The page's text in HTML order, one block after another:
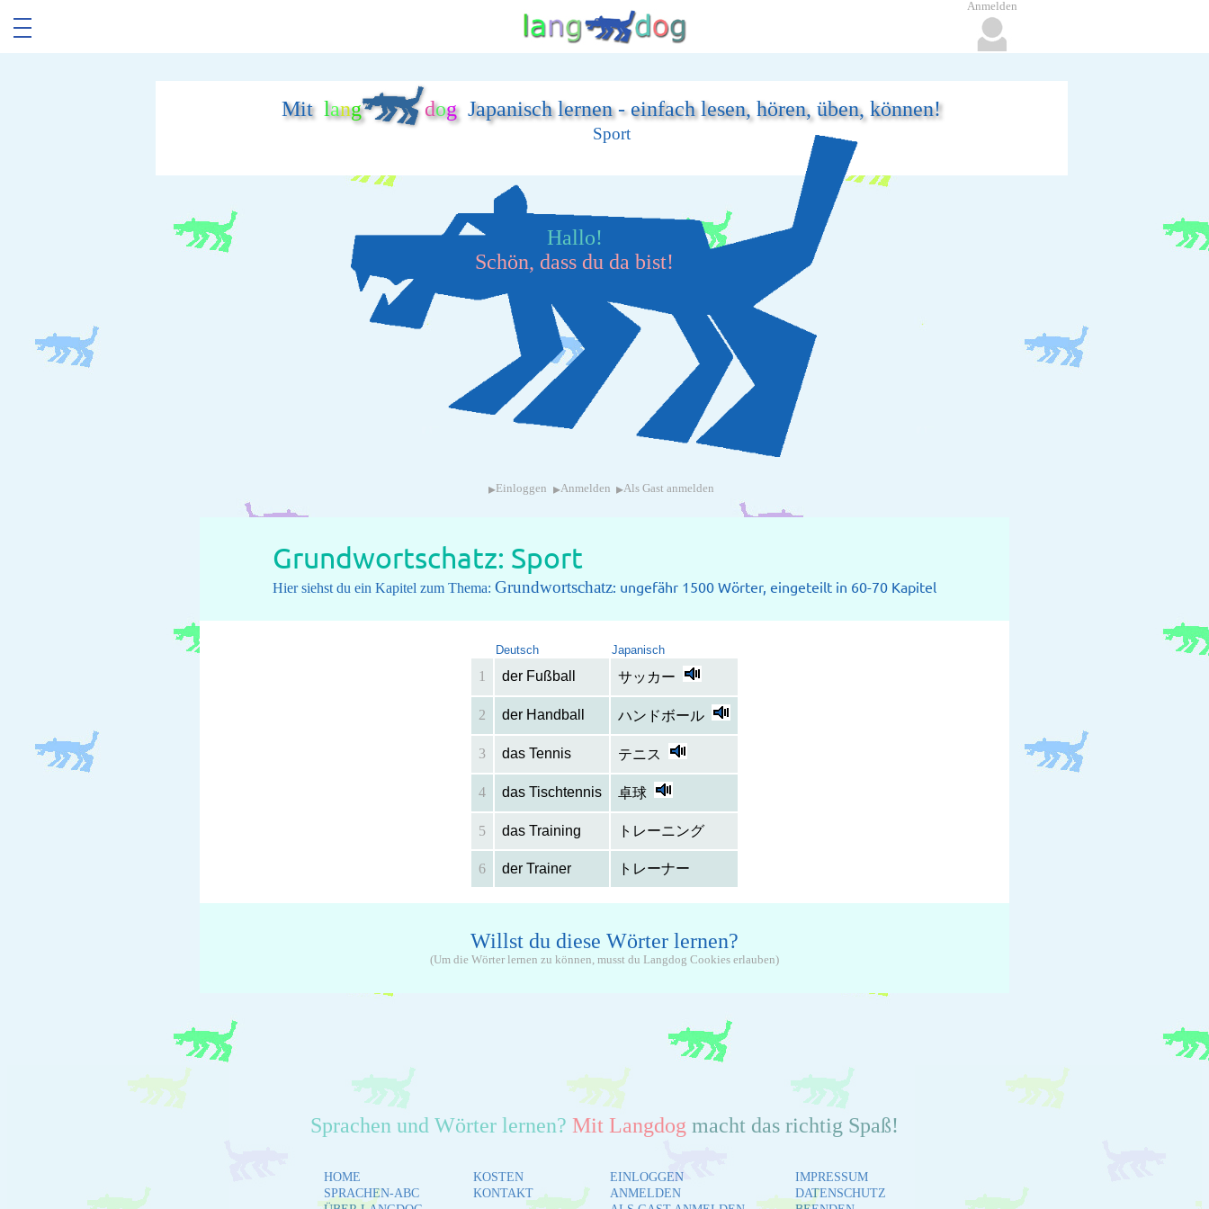
Mitlang dogJapanisch lernen - einfach lesen, hören, üben, können!
Sport
Hallo!
Schön, dass du da bist!
▸ Einloggen ▸Anmelden ▸Als Gast anmelden
Grundwortschatz: Sport
Hier siehst du ein Kapitel zum Thema: Grundwortschatz: ungefähr 1500 Wörter, eingeteilt in 60-70 Kapitel
Deutsch Japanisch
1 der Fußball サッカー
2 der Handball ハンドボール
3 das Tennis テニス
4 das Tischtennis 卓球
5 das Training トレーニング
6 der Trainer トレーナー
Willst du diese Wörter lernen?
(Um die Wörter lernen zu können, musst du Langdog Cookies erlauben)
Sprachen und Wörter lernen? Mit Langdog macht das richtig Spaß!
HOME
SPRACHEN-ABC
KOSTEN
KONTAKT
EINLOGGEN
ANMELDEN
IMPRESSUM
DATENSCHUTZ
Anmelden